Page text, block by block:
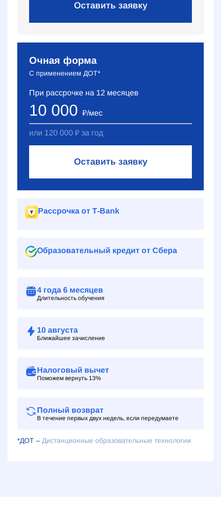
Оставить заявку
Очная форма
С применением ДОТ*
При рассрочке на 12 месяцев
10 000 ₽/мес
или 120 000 ₽ за год
Оставить заявку
Рассрочка от Т‑Bank
Образовательный кредит от Сбера
4 года 6 месяцев
Длительность обучения
10 августа
Ближайшее зачисление
Налоговый вычет
Поможем вернуть 13%
Полный возврат
В течение первых двух недель, если передумаете
*ДОТ – Дистанционные образовательные технологии